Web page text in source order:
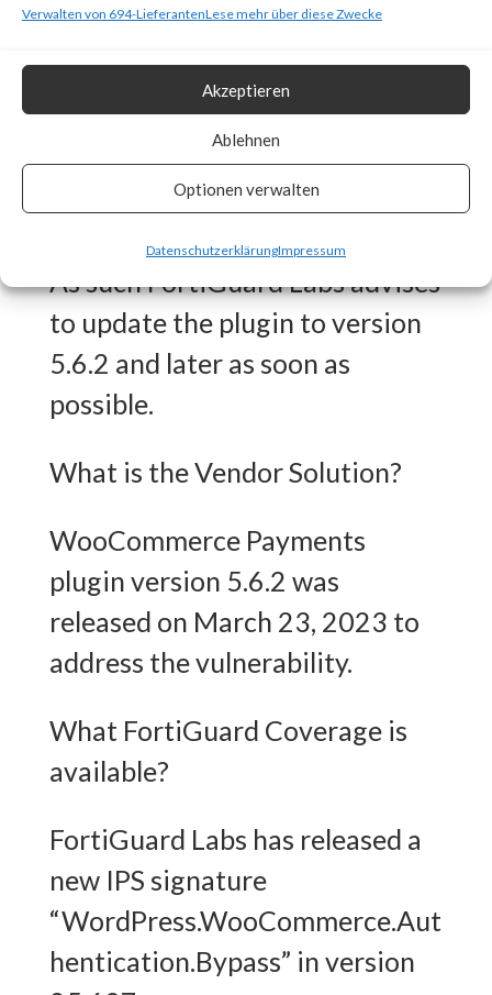
Verwalten von 694-LieferantenLese mehr über diese Zwecke
Akzeptieren
Ablehnen
Optionen verwalten
DatenschutzerklärungImpressum
Why is this Significant?
This is significant because
WooCommerce Payments is a
popular plugin (>600,000 active
installations) and is reported to
be actively exploited in the wild.
As such FortiGuard Labs advises
to update the plugin to version
5.6.2 and later as soon as
possible.
What is the Vendor Solution?
WooCommerce Payments
plugin version 5.6.2 was
released on March 23, 2023 to
address the vulnerability.
What FortiGuard Coverage is
available?
FortiGuard Labs has released a
new IPS signature
“WordPress.WooCommerce.Aut
hentication.Bypass” in version